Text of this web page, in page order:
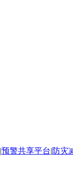
|预警共享平台|防灾